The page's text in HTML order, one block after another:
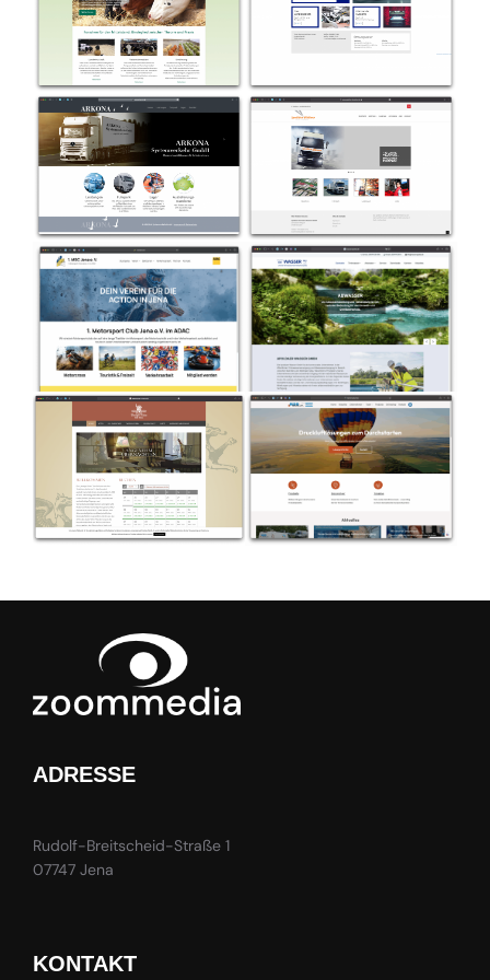
ADRESSE
Rudolf-Breitscheid-Straße 1
07747 Jena
KONTAKT